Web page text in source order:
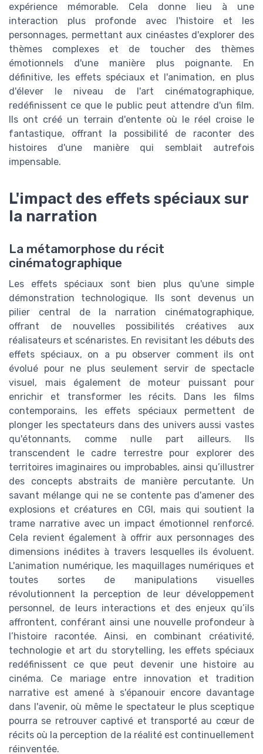
expérience mémorable. Cela donne lieu à une
interaction plus profonde avec l'histoire et les
personnages, permettant aux cinéastes d'explorer des
thèmes complexes et de toucher des thèmes
émotionnels d'une manière plus poignante. En
définitive, les effets spéciaux et l'animation, en plus
d'élever le niveau de l'art cinématographique,
redéfinissent ce que le public peut attendre d'un film.
Ils ont créé un terrain d'entente où le réel croise le
fantastique, offrant la possibilité de raconter des
histoires d'une manière qui semblait autrefois
impensable.
L'impact des effets spéciaux sur
la narration
La métamorphose du récit
cinématographique
Les effets spéciaux sont bien plus qu'une simple
démonstration technologique. Ils sont devenus un
pilier central de la narration cinématographique,
offrant de nouvelles possibilités créatives aux
réalisateurs et scénaristes. En revisitant les débuts des
effets spéciaux, on a pu observer comment ils ont
évolué pour ne plus seulement servir de spectacle
visuel, mais également de moteur puissant pour
enrichir et transformer les récits. Dans les films
contemporains, les effets spéciaux permettent de
plonger les spectateurs dans des univers aussi vastes
qu'étonnants, comme nulle part ailleurs. Ils
transcendent le cadre terrestre pour explorer des
territoires imaginaires ou improbables, ainsi qu’illustrer
des concepts abstraits de manière percutante. Un
savant mélange qui ne se contente pas d'amener des
explosions et créatures en CGI, mais qui soutient la
trame narrative avec un impact émotionnel renforcé.
Cela revient également à offrir aux personnages des
dimensions inédites à travers lesquelles ils évoluent.
L'animation numérique, les maquillages numériques et
toutes sortes de manipulations visuelles
révolutionnent la perception de leur développement
personnel, de leurs interactions et des enjeux qu’ils
affrontent, conférant ainsi une nouvelle profondeur à
l’histoire racontée. Ainsi, en combinant créativité,
technologie et art du storytelling, les effets spéciaux
redéfinissent ce que peut devenir une histoire au
cinéma. Ce mariage entre innovation et tradition
narrative est amené à s'épanouir encore davantage
dans l'avenir, où même le spectateur le plus sceptique
pourra se retrouver captivé et transporté au cœur de
récits où la perception de la réalité est continuellement
réinventée.